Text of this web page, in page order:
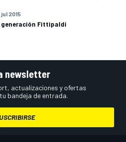
jul 2015
generación Fittipaldi
newsletter
actualizaciones y ofertas
bandeja de entrada.